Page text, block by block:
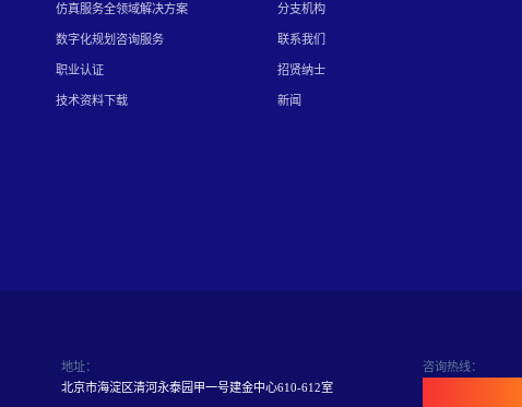
仿真服务全领域解决方案
数字化规划咨询服务
职业认证
技术资料下载
分支机构
联系我们
招贤纳士
新闻
地址：
北京市海淀区清河永泰园甲一号建金中心610-612室
咨询热线：